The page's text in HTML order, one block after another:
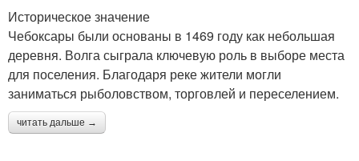
Историческое значение
Чебоксары были основаны в 1469 году как небольшая
деревня. Волга сыграла ключевую роль в выборе места
для поселения. Благодаря реке жители могли
заниматься рыболовством, торговлей и переселением.
читать дальше →